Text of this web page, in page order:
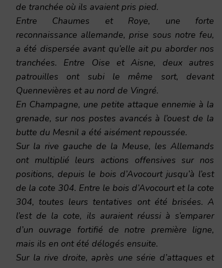
de tranchée où ils avaient pris pied.
Entre Chaumes et Roye, une forte
reconnaissance allemande, prise sous notre feu,
a été dispersée avant qu’elle ait pu aborder nos
tranchées. Entre Oise et Aisne, deux autres
patrouilles ont subi le même sort, devant
Quennevières et au nord de Vingré.
En Champagne, une petite attaque ennemie à la
grenade, sur nos postes avancés à l’ouest de la
butte du Mesnil a été aisément repoussée.
Sur la rive gauche de la Meuse, les Allemands
ont multiplié leurs actions offensives sur nos
positions, depuis le bois d’Avocourt jusqu’à l’est
de la cote 304. Entre le bois d’Avocourt et la cote
304, toutes leurs tentatives ont été brisées. A
l’est de la cote, ils auraient réussi à s’emparer
d’un ouvrage fortifié de notre première ligne,
mais ils en ont été délogés ensuite.
Sur la rive droite, après une série d’attaques et